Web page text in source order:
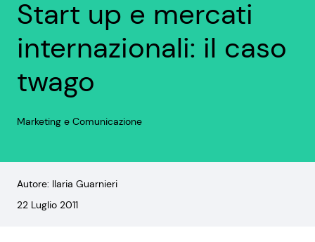
Start up e mercati
internazionali: il caso
twago
Marketing e Comunicazione
Autore: Ilaria Guarnieri
22 Luglio 2011